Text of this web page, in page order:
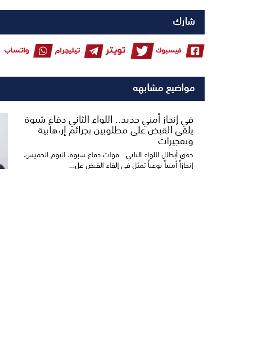
شارك
مواضيع مشابهه
​في إنجاز أمني جديد.. اللواء الثاني دفاع شبوة
يلقي القبض على مطلوبين بجرائم إر،هابية
وتفجيرات
حقق أبطال اللواء الثاني - قوات دفاع شبوة، اليوم الخميس،
إنجازاً أمنياً نوعياً تمثل في إلقاء القبض عل...